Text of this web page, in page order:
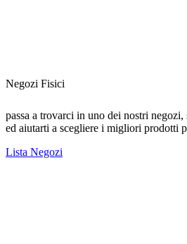
Negozi Fisici
passa a trovarci in uno dei nostri
ed aiutarti a scegliere i migliori prodotti
Lista Negozi